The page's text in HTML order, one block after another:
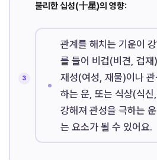
불리한 십성(十星)의 영향:
관계를 해치는 기운이
를 들어 비겁(비견, 겁
재성(여성, 재물)이나
하는 운, 또는 식상(식
강해져 관성을 극하는
는 요소가 될 수 있어요.